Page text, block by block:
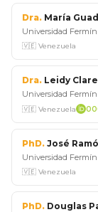
Dra. María
Universidad Fermín
🇻🇪 Venezuela
Dra. Leidy
Universidad Fermín
🇻🇪 Venezuela
PhD. José
Universidad Fermín
🇻🇪 Venezuela
PhD. Douglas